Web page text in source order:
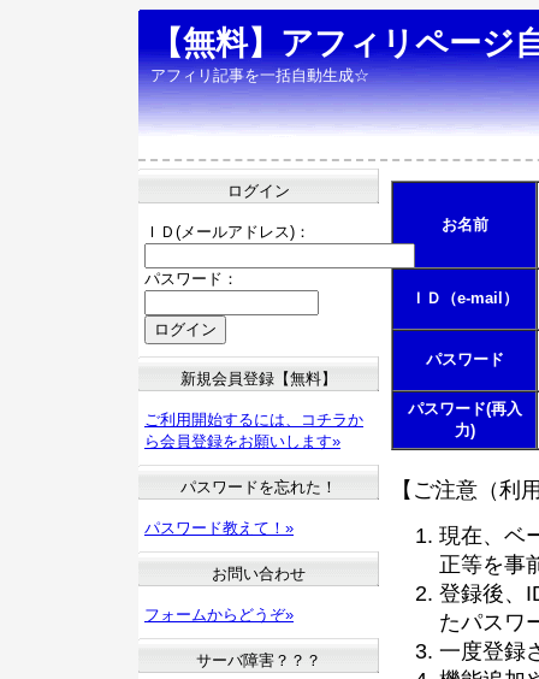
【無料】アフィリページ
アフィリ記事を一括自動生成☆
お名前
ＩＤ（e-mail）
パスワード
パスワード(再入
力)
【ご注意（利
現在、ベ
正等を事
登録後、
たパスワ
一度登録
ログイン
ＩＤ(メールアドレス)：
パスワード：
新規会員登録【無料】
ご利用開始するには、コチラか
ら会員登録をお願いします»
パスワードを忘れた！
パスワード教えて！»
お問い合わせ
フォームからどうぞ»
サーバ障害？？？